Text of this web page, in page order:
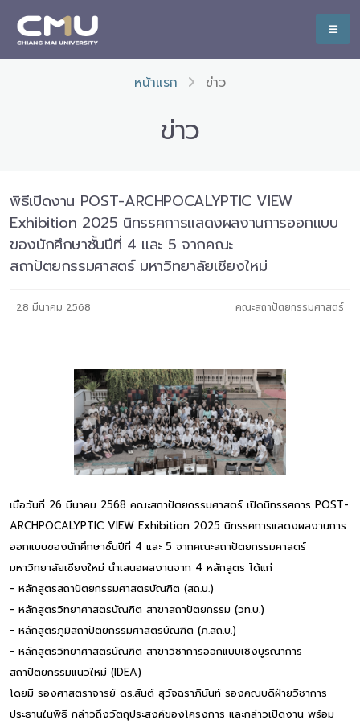
หน้าแรก ข่าว
ข่าว
พิธีเปิดงาน POST-ARCHPOCALYPTIC VIEW
Exhibition 2025 นิทรรศการแสดงผลงานการออกแบบ
ของนักศึกษาชั้นปีที่ 4 และ 5 จากคณะ
สถาปัตยกรรมศาสตร์ มหาวิทยาลัยเชียงใหม่
28 มีนาคม 2568 คณะสถาปัตยกรรมศาสตร์
เมื่อวันที่ 26 มีนาคม 2568 คณะสถาปัตยกรรมศาสตร์ เปิดนิทรรศการ POST-
ARCHPOCALYPTIC VIEW Exhibition 2025 นิทรรศการแสดงผลงานการ
ออกแบบของนักศึกษาชั้นปีที่ 4 และ 5 จากคณะสถาปัตยกรรมศาสตร์
มหาวิทยาลัยเชียงใหม่ นำเสนอผลงานจาก 4 หลักสูตร ได้แก่
- หลักสูตรสถาปัตยกรรมศาสตรบัณฑิต (สถ.บ.)
- หลักสูตรวิทยาศาสตรบัณฑิต สาขาสถาปัตยกรรม (วท.บ.)
- หลักสูตรภูมิสถาปัตยกรรมศาสตรบัณฑิต (ภ.สถ.บ.)
- หลักสูตรวิทยาศาสตรบัณฑิต สาขาวิชาการออกแบบเชิงบูรณาการ
สถาปัตยกรรมแนวใหม่ (IDEA)
โดยมี รองศาสตราจารย์ ดร.สันต์ สุวัจฉราภินันท์ รองคณบดีฝ่ายวิชาการ
ประธานในพิธี กล่าวถึงวัตถุประสงค์ของโครงการ และกล่าวเปิดงาน พร้อม